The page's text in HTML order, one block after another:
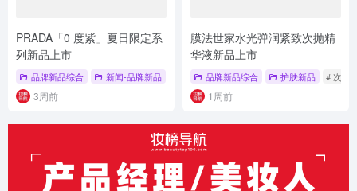
PRADA「0 度紫」夏日限定系
列新品上市
品牌新品综合 新闻-品牌新品 # 夏日限定 # 彩妆系列 # 0度紫
3周前
膜法世家水光弹润紧致次抛精
华液新品上市
品牌新品综合 护肤新品 # 次抛
1周前